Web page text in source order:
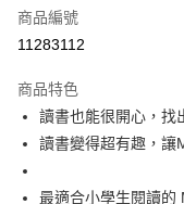
運送方式
付款後全家取貨
每筆NT$60，滿
付款後7-11取貨
每筆NT$60，滿
商品編號
11283112
商品特色
讀書也能很開心，找
讀書變得超有趣，讓
最適合小學生閱讀的